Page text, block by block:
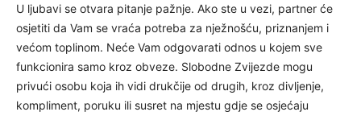
U ljubavi se otvara pitanje pažnje. Ako ste u vezi, partner će
osjetiti da Vam se vraća potreba za nježnošću, priznanjem i
većom toplinom. Neće Vam odgovarati odnos u kojem sve
funkcionira samo kroz obveze. Slobodne Zvijezde mogu
privući osobu koja ih vidi drukčije od drugih, kroz divljenje,
kompliment, poruku ili susret na mjestu gdje se osjećaju